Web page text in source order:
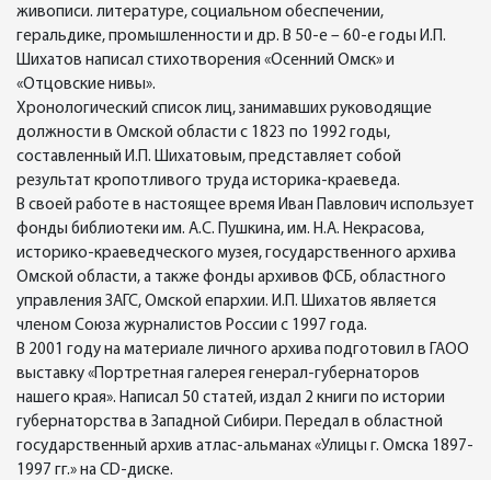
живописи. литературе, социальном обеспечении,
геральдике, промышленности и др. В 50-е – 60-е годы И.П.
Шихатов написал стихотворения «Осенний Омск» и
«Отцовские нивы».
Хронологический список лиц, занимавших руководящие
должности в Омской области с 1823 по 1992 годы,
составленный И.П. Шихатовым, представляет собой
результат кропотливого труда историка-краеведа.
В своей работе в настоящее время Иван Павлович использует
фонды библиотеки им. А.С. Пушкина, им. Н.А. Некрасова,
историко-краеведческого музея, государственного архива
Омской области, а также фонды архивов ФСБ, областного
управления ЗАГС, Омской епархии. И.П. Шихатов является
членом Союза журналистов России с 1997 года.
В 2001 году на материале личного архива подготовил в ГАОО
выставку «Портретная галерея генерал-губернаторов
нашего края». Написал 50 статей, издал 2 книги по истории
губернаторства в Западной Сибири. Передал в областной
государственный архив атлас-альманах «Улицы г. Омска 1897-
1997 гг.» на CD-диске.